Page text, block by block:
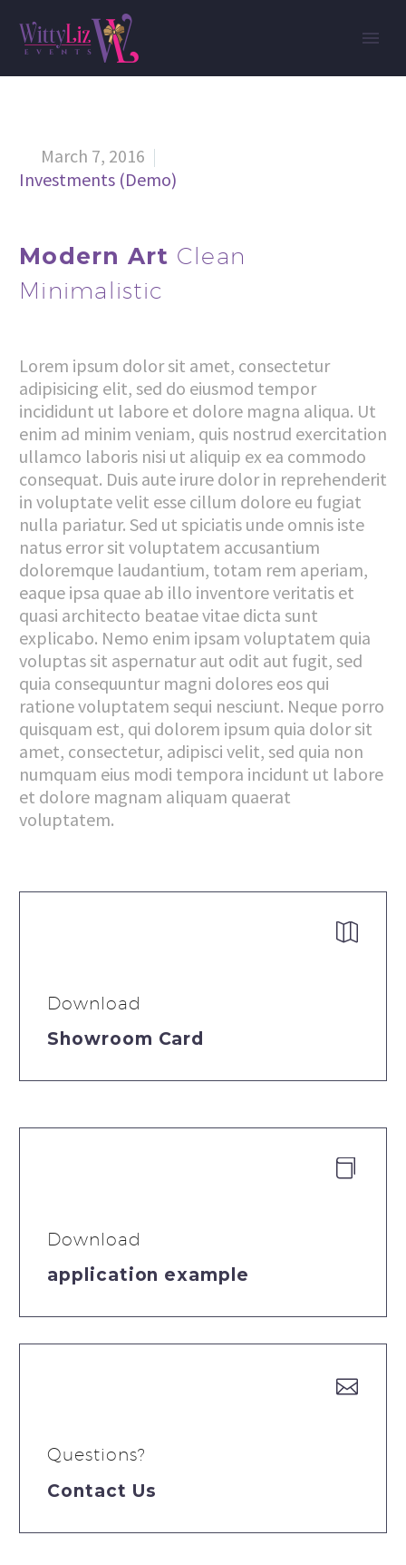
March 7, 2016
Investments (Demo)
Modern Art Clean
Minimalistic
Lorem ipsum dolor sit amet, consectetur
adipisicing elit, sed do eiusmod tempor
incididunt ut labore et dolore magna aliqua. Ut
enim ad minim veniam, quis nostrud exercitation
ullamco laboris nisi ut aliquip ex ea commodo
consequat. Duis aute irure dolor in reprehenderit
in voluptate velit esse cillum dolore eu fugiat
nulla pariatur. Sed ut spiciatis unde omnis iste
natus error sit voluptatem accusantium
doloremque laudantium, totam rem aperiam,
eaque ipsa quae ab illo inventore veritatis et
quasi architecto beatae vitae dicta sunt
explicabo. Nemo enim ipsam voluptatem quia
voluptas sit aspernatur aut odit aut fugit, sed
quia consequuntur magni dolores eos qui
ratione voluptatem sequi nesciunt. Neque porro
quisquam est, qui dolorem ipsum quia dolor sit
amet, consectetur, adipisci velit, sed quia non
numquam eius modi tempora incidunt ut labore
et dolore magnam aliquam quaerat
voluptatem.


Download
Showroom Card


Download
application example


Questions?
Contact Us